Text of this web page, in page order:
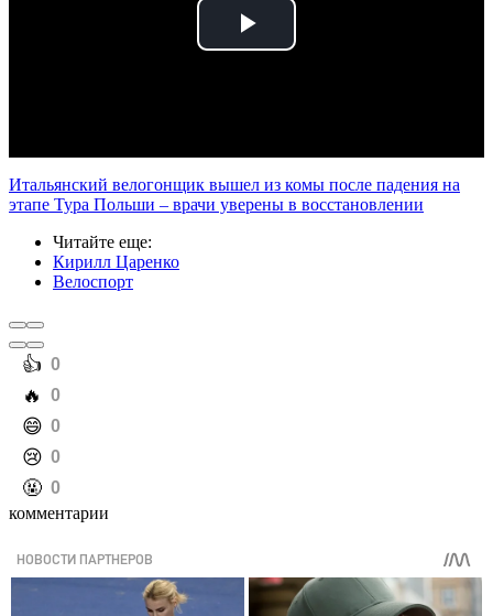
Play
Итальянский велогонщик вышел из комы после падения на
этапе Тура Польши – врачи уверены в восстановлении
Читайте еще:
Кирилл Царенко
Велоспорт
️👍 0
️🔥 0
️😄 0
️😢 0
️🤬 0
комментарии